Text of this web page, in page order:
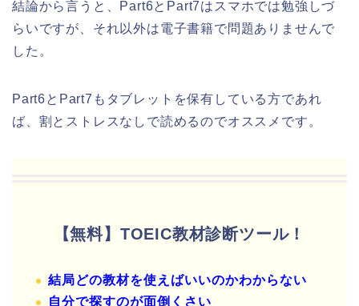
結論から言うと、Part6とPart7はスマホでは勉強しづ
らいですが、それ以外は電子書籍で問題ありませんで
した。
Part6とPart7もタブレットを保有している方であれ
ば、割とストレスなしで読めるのでオススメです。
【無料】TOEIC教材診断ツール！
結局どの教材を使えばいいのかわからない
自分で探すのが面倒くさい